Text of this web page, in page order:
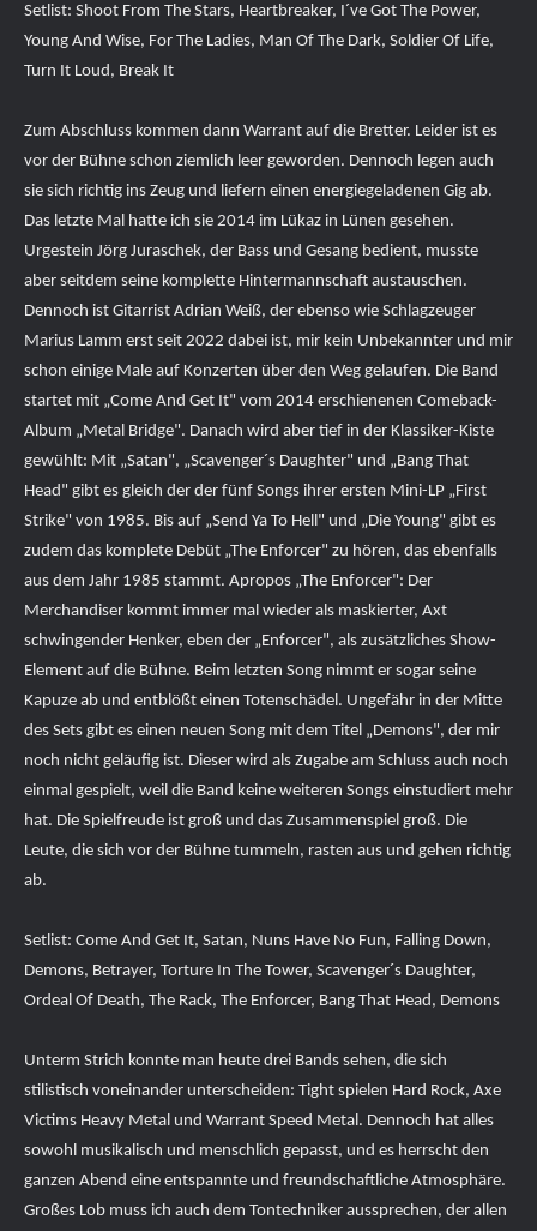
Setlist: Shoot From The Stars, Heartbreaker, I´ve Got The Power,
Young And Wise, For The Ladies, Man Of The Dark, Soldier Of Life,
Turn It Loud, Break It
Zum Abschluss kommen dann Warrant auf die Bretter. Leider ist es
vor der Bühne schon ziemlich leer geworden. Dennoch legen auch
sie sich richtig ins Zeug und liefern einen energiegeladenen Gig ab.
Das letzte Mal hatte ich sie 2014 im Lükaz in Lünen gesehen.
Urgestein Jörg Juraschek, der Bass und Gesang bedient, musste
aber seitdem seine komplette Hintermannschaft austauschen.
Dennoch ist Gitarrist Adrian Weiß, der ebenso wie Schlagzeuger
Marius Lamm erst seit 2022 dabei ist, mir kein Unbekannter und mir
schon einige Male auf Konzerten über den Weg gelaufen. Die Band
startet mit „Come And Get It" vom 2014 erschienenen Comeback-
Album „Metal Bridge". Danach wird aber tief in der Klassiker-Kiste
gewühlt: Mit „Satan", „Scavenger´s Daughter" und „Bang That
Head" gibt es gleich der der fünf Songs ihrer ersten Mini-LP „First
Strike" von 1985. Bis auf „Send Ya To Hell" und „Die Young" gibt es
zudem das komplete Debüt „The Enforcer" zu hören, das ebenfalls
aus dem Jahr 1985 stammt. Apropos „The Enforcer": Der
Merchandiser kommt immer mal wieder als maskierter, Axt
schwingender Henker, eben der „Enforcer", als zusätzliches Show-
Element auf die Bühne. Beim letzten Song nimmt er sogar seine
Kapuze ab und entblößt einen Totenschädel. Ungefähr in der Mitte
des Sets gibt es einen neuen Song mit dem Titel „Demons", der mir
noch nicht geläufig ist. Dieser wird als Zugabe am Schluss auch noch
einmal gespielt, weil die Band keine weiteren Songs einstudiert mehr
hat. Die Spielfreude ist groß und das Zusammenspiel groß. Die
Leute, die sich vor der Bühne tummeln, rasten aus und gehen richtig
ab.
Setlist: Come And Get It, Satan, Nuns Have No Fun, Falling Down,
Demons, Betrayer, Torture In The Tower, Scavenger´s Daughter,
Ordeal Of Death, The Rack, The Enforcer, Bang That Head, Demons
Unterm Strich konnte man heute drei Bands sehen, die sich
stilistisch voneinander unterscheiden: Tight spielen Hard Rock, Axe
Victims Heavy Metal und Warrant Speed Metal. Dennoch hat alles
sowohl musikalisch und menschlich gepasst, und es herrscht den
ganzen Abend eine entspannte und freundschaftliche Atmosphäre.
Großes Lob muss ich auch dem Tontechniker aussprechen, der allen